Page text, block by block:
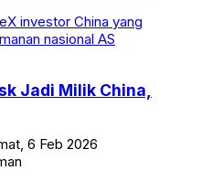
Jadi Milik China,
6 Feb 2026